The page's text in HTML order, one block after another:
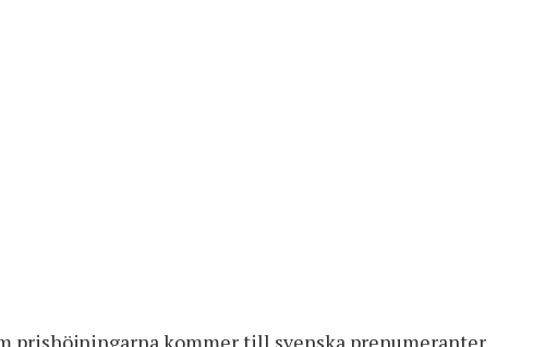
prishöjningarna kommer till svenska prenumeranter.